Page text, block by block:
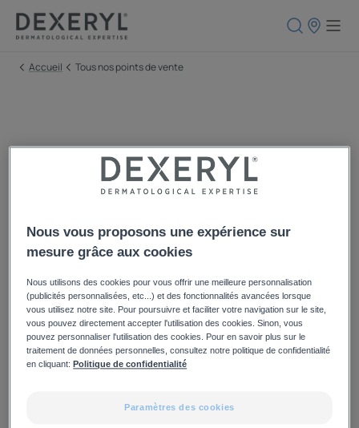
Points
Accueil
Tous nos points de vente
Retrouvez nos produits près de
Nos produits sont disponibles dans de nombreux points de
Retrouvez nos gammes et des offres exclusives chez nos
partenaires.
Nous vous proposons une expérience sur
mesure grâce aux cookies
Nous utilisons des cookies pour vous offrir une meilleure personnalisation
(publicités personnalisées, etc...) et des fonctionnalités avancées lorsque
vous utilisez notre site. Pour poursuivre et faciliter votre navigation sur le site,
vous pouvez directement accepter l'utilisation des cookies. Sinon, vous
pouvez personnaliser l'utilisation des cookies. Pour en savoir plus sur le
traitement de données personnelles, consultez notre politique de confidentialité
en cliquant:Politique de confidentialité
Paramètres des cookies